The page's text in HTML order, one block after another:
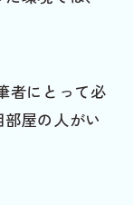
者にとって必
屋の人がい